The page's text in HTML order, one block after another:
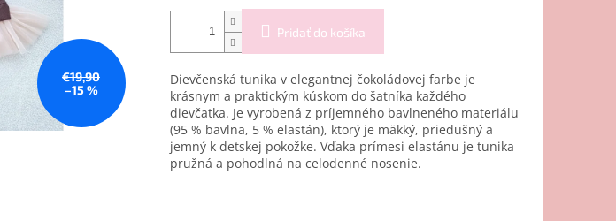
€19,90
–15 %
Pridať do košíka
Dievčenská tunika v elegantnej čokoládovej farbe je
krásnym a praktickým kúskom do šatníka každého
dievčatka. Je vyrobená z príjemného bavlneného materiálu
(95 % bavlna, 5 % elastán), ktorý je mäkký, priedušný a
jemný k detskej pokožke. Vďaka prímesi elastánu je tunika
pružná a pohodlná na celodenné nosenie.